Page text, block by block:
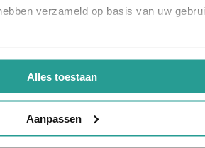
verzameld op basis van uw
Alles toestaan
Aanpassen
bestrijding uitgevoerd. Wij zijn zeer
vlotte follow up. Dit bedrijf bevelen wij